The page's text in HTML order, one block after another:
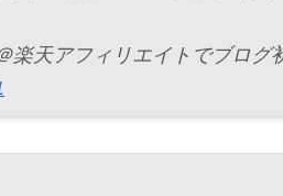
天アフィリエイトでブログ